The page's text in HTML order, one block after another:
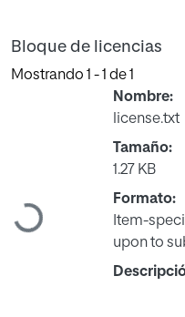
Bloque de licencias
Mostrando 1 - 1 de 1
Cargando...
Nombre:
license.txt
Tamaño:
1.27 KB
Formato:
Item-
upon to